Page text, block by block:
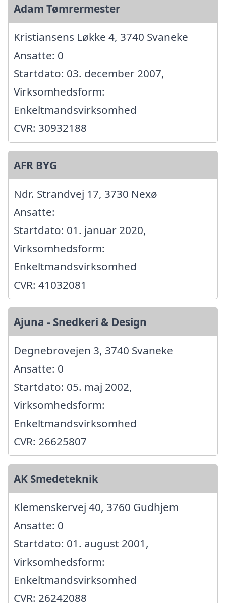
Adam Tømrermester
Kristiansens Løkke 4, 3740 Svaneke
Ansatte: 0
Startdato: 03. december 2007,
Virksomhedsform:
Enkeltmandsvirksomhed
CVR: 30932188
AFR BYG
Ndr. Strandvej 17, 3730 Nexø
Ansatte:
Startdato: 01. januar 2020,
Virksomhedsform:
Enkeltmandsvirksomhed
CVR: 41032081
Ajuna - Snedkeri & Design
Degnebrovejen 3, 3740 Svaneke
Ansatte: 0
Startdato: 05. maj 2002,
Virksomhedsform:
Enkeltmandsvirksomhed
CVR: 26625807
AK Smedeteknik
Klemenskervej 40, 3760 Gudhjem
Ansatte: 0
Startdato: 01. august 2001,
Virksomhedsform:
Enkeltmandsvirksomhed
CVR: 26242088